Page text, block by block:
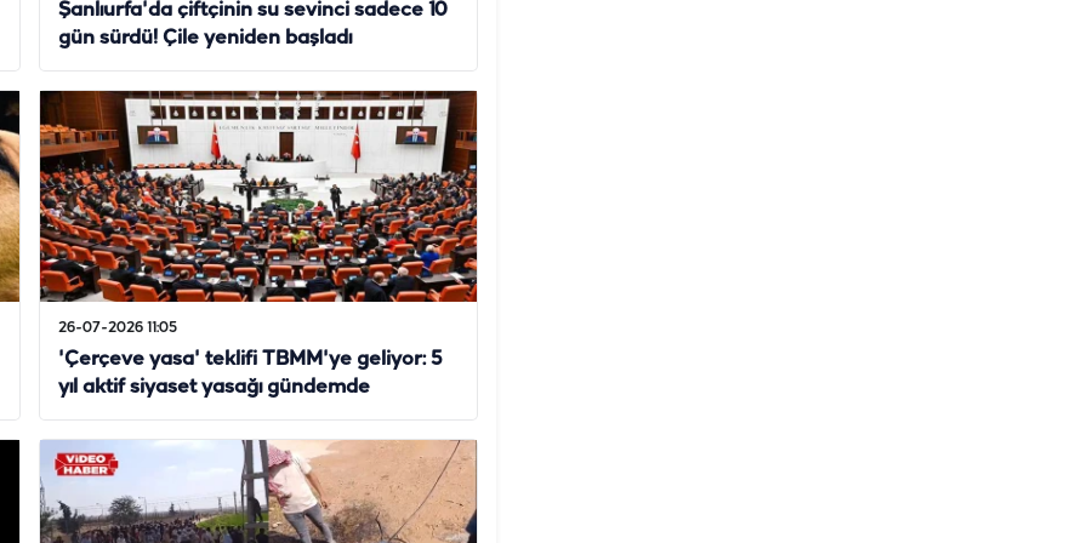
Şanlıurfa'da çiftçinin su sevinci sadece 10
gün sürdü! Çile yeniden başladı
26-07-2026 11:05
'Çerçeve yasa' teklifi TBMM'ye geliyor: 5
yıl aktif siyaset yasağı gündemde